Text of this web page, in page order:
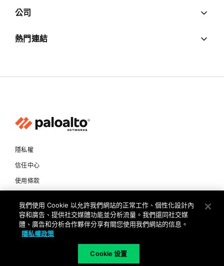
公司
熱門連結
隱私權
信任中心
使用條款
Copyright © 2026 Palo Alto Networks. All Rights Reserved
我們使用 Cookie 以允許我們網站的正常工作、個性化設計內
容和廣告、提供社交媒體功能並分析流量。我們還同社交媒
體、廣告和分析合作夥伴分享有關您使用我們網站的信息。
隱私權政策
Cookie 设置